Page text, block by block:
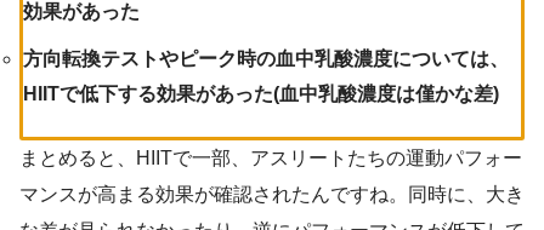
効果があった
方向転換テストやピーク時の血中乳酸濃度については、
HIITで低下する効果があった(血中乳酸濃度は僅かな差)
まとめると、HIITで一部、アスリートたちの運動パフォー
マンスが高まる効果が確認されたんですね。同時に、大き